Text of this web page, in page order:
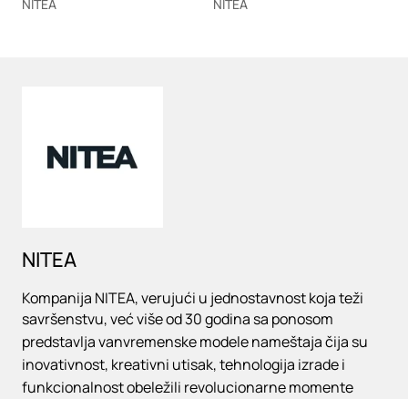
NITEA NITEA
NITEA
Kompanija NITEA, verujući u jednostavnost koja teži
savršenstvu, već više od 30 godina sa ponosom
predstavlja vanvremenske modele nameštaja čija su
inovativnost, kreativni utisak, tehnologija izrade i
funkcionalnost obeležili revolucionarne momente